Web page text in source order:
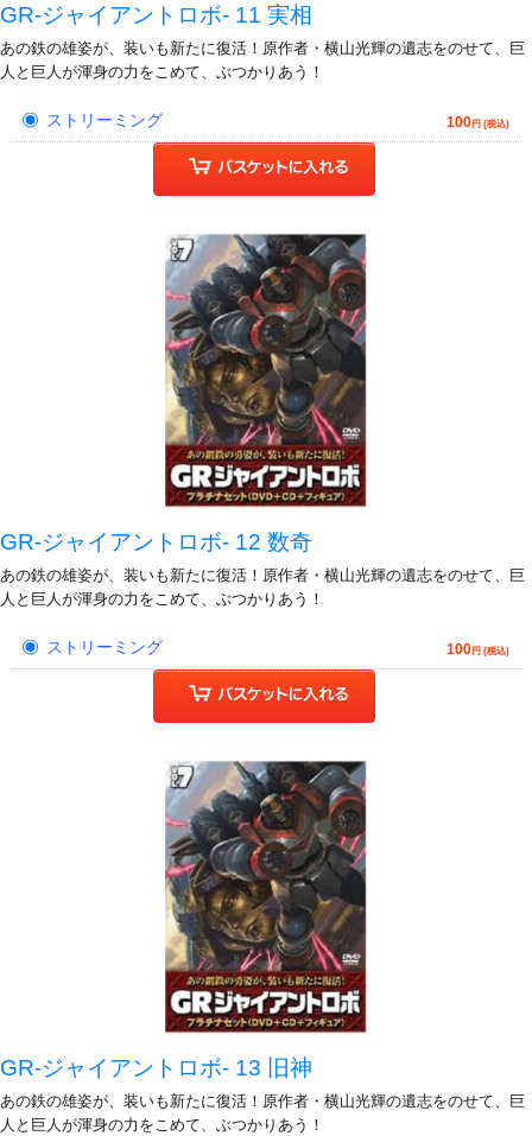
GR-ジャイアントロボ- 11 実相
あの鉄の雄姿が、装いも新たに復活！原作者・横山光輝の遺志をのせて、巨
人と巨人が渾身の力をこめて、ぶつかりあう！
ストリーミング 100円 (税込)
GR-ジャイアントロボ- 12 数奇
あの鉄の雄姿が、装いも新たに復活！原作者・横山光輝の遺志をのせて、巨
人と巨人が渾身の力をこめて、ぶつかりあう！
ストリーミング 100円 (税込)
GR-ジャイアントロボ- 13 旧神
あの鉄の雄姿が、装いも新たに復活！原作者・横山光輝の遺志をのせて、巨
人と巨人が渾身の力をこめて、ぶつかりあう！